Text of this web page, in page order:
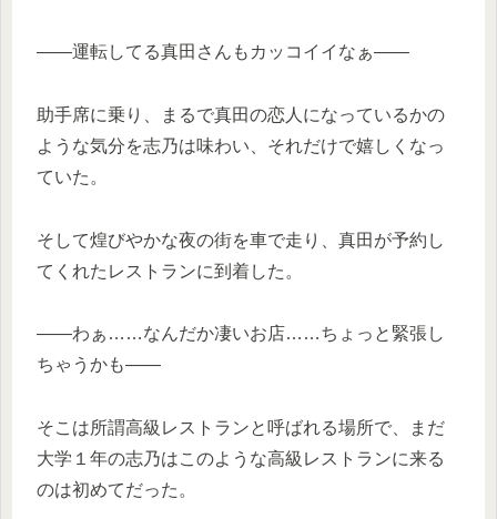
——運転してる真田さんもカッコイイなぁ——
助手席に乗り、まるで真田の恋人になっているかの
ような気分を志乃は味わい、それだけで嬉しくなっ
ていた。
そして煌びやかな夜の街を車で走り、真田が予約し
てくれたレストランに到着した。
——わぁ……なんだか凄いお店……ちょっと緊張し
ちゃうかも——
そこは所謂高級レストランと呼ばれる場所で、まだ
大学１年の志乃はこのような高級レストランに来る
のは初めてだった。